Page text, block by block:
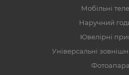
Мобільні
Наручний
Ювелірні
Універсальні